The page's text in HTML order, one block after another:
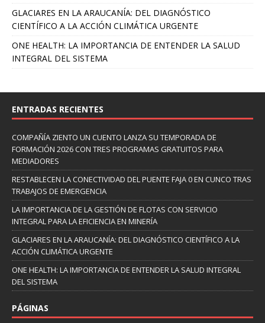
GLACIARES EN LA ARAUCANÍA: DEL DIAGNÓSTICO
CIENTÍFICO A LA ACCIÓN CLIMÁTICA URGENTE
ONE HEALTH: LA IMPORTANCIA DE ENTENDER LA SALUD
INTEGRAL DEL SISTEMA
ENTRADAS RECIENTES
COMPAÑÍA ZIENTO UN CUENTO LANZA SU TEMPORADA DE
FORMACIÓN 2026 CON TRES PROGRAMAS GRATUITOS PARA
MEDIADORES
RESTABLECEN LA CONECTIVIDAD DEL PUENTE FAJA 0 EN CUNCO TRAS
TRABAJOS DE EMERGENCIA
LA IMPORTANCIA DE LA GESTIÓN DE FLOTAS CON SERVICIO
INTEGRAL PARA LA EFICIENCIA EN MINERÍA
GLACIARES EN LA ARAUCANÍA: DEL DIAGNÓSTICO CIENTÍFICO A LA
ACCIÓN CLIMÁTICA URGENTE
ONE HEALTH: LA IMPORTANCIA DE ENTENDER LA SALUD INTEGRAL
DEL SISTEMA
PÁGINAS